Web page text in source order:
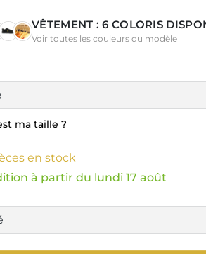
VÊTEMENT : 6 COLORIS
Voir toutes les couleurs du modèle
ma taille ?
en stock
à partir du lundi 17 août